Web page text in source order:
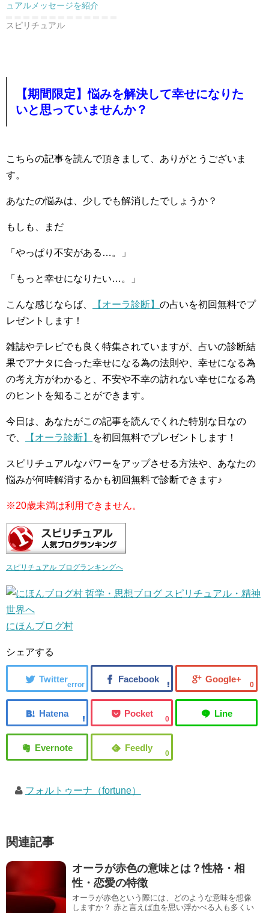
ュアルメッセージを紹介
スピリチュアル
【期間限定】悩みを解決して幸せになりた
いと思っていませんか？
こちらの記事を読んで頂きまして、ありがとうございま
す。
あなたの悩みは、少しでも解消したでしょうか？
もしも、まだ
「やっぱり不安がある…。」
「もっと幸せになりたい…。」
こんな感じならば、 【オーラ診断】 の占いを初回無料でプ
レゼントします！
雑誌やテレビでも良く特集されていますが、占いの診断結
果でアナタに合った幸せになる為の法則や、幸せになる為
の考え方がわかると、不安や不幸の訪れない幸せになる為
のヒントを知ることができます。
今日は、あなたがこの記事を読んでくれた特別な日なの
で、
【オーラ診断】 を初回無料でプレゼントします！
スピリチュアルなパワーをアップさせる方法や、あなたの
悩みが何時解消するかも初回無料で診断できます♪
※20歳未満は利用できません。
スピリチュアル ブログランキングへ
にほんブログ村
シェアする
error 0
0
0
フォルトゥーナ（fortune）
関連記事
オーラが赤色の意味とは？性格・相
性・恋愛の特徴
オーラが赤色という際には、どのような意味を想像
しますか？ 赤と言えば血を思い浮かべる人も多くい